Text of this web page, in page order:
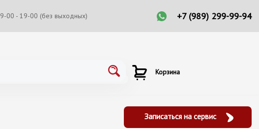
9-00 - 19-00 (без выходных) +7 (989) 299-99-94
Корзина
Записаться на сервис